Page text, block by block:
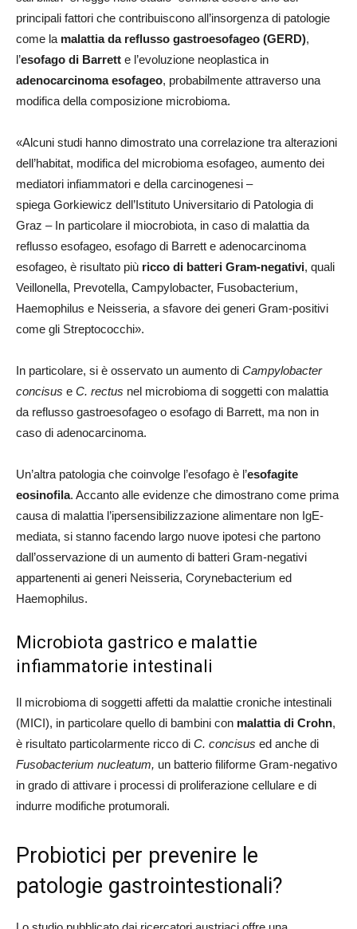
principali fattori che contribuiscono all’insorgenza di patologie
come la malattia da reflusso gastroesofageo (GERD),
l’esofago di Barrett e l’evoluzione neoplastica in
adenocarcinoma esofageo, probabilmente attraverso una
modifica della composizione microbioma.
«Alcuni studi hanno dimostrato una correlazione tra alterazioni
dell’habitat, modifica del microbioma esofageo, aumento dei
mediatori infiammatori e della carcinogenesi –
spiega Gorkiewicz dell’Istituto Universitario di Patologia di
Graz – In particolare il miocrobiota, in caso di malattia da
reflusso esofageo, esofago di Barrett e adenocarcinoma
esofageo, è risultato più ricco di batteri Gram-negativi, quali
Veillonella, Prevotella, Campylobacter, Fusobacterium,
Haemophilus e Neisseria, a sfavore dei generi Gram-positivi
come gli Streptococchi».
In particolare, si è osservato un aumento di Campylobacter
concisus e C. rectus nel microbioma di soggetti con malattia
da reflusso gastroesofageo o esofago di Barrett, ma non in
caso di adenocarcinoma.
Un’altra patologia che coinvolge l’esofago è l’esofagite
eosinofila. Accanto alle evidenze che dimostrano come prima
causa di malattia l’ipersensibilizzazione alimentare non IgE-
mediata, si stanno facendo largo nuove ipotesi che partono
dall’osservazione di un aumento di batteri Gram-negativi
appartenenti ai generi Neisseria, Corynebacterium ed
Haemophilus.
Microbiota gastrico e malattie
infiammatorie intestinali
Il microbioma di soggetti affetti da malattie croniche intestinali
(MICI), in particolare quello di bambini con malattia di Crohn,
è risultato particolarmente ricco di C. concisus ed anche di
Fusobacterium nucleatum, un batterio filiforme Gram-negativo
in grado di attivare i processi di proliferazione cellulare e di
indurre modifiche protumorali.
Probiotici per prevenire le
patologie gastrointestionali?